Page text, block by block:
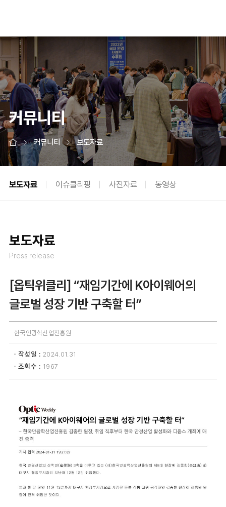
커뮤니티
커뮤니티 보도자료
보도자료 이슈클리핑 사진자료 동영상
보도자료
Press release
[옵틱위클리] “재임기간에 K아이웨어의
글로벌 성장 기반 구축할 터”
한국안광학산업진흥원
작성일 2024.01.31
조회수 1967